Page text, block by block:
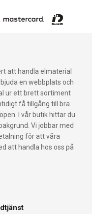
att handla elmaterial
en webbplats och
ur ett brett sortiment
få tillgång till bra
I vår butik hittar du
Vi jobbar med
för att våra
att handla hos oss på